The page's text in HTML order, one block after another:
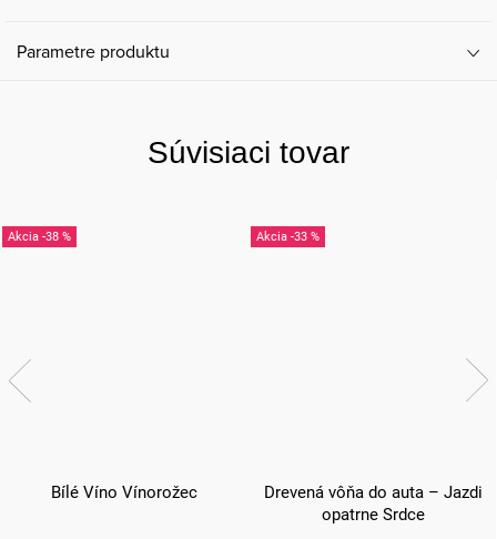
Parametre produktu
Súvisiaci tovar
-38 %
Bílé Víno Vínorožec
-33 %
Drevená vôňa do auta – Jazdi
opatrne Srdce